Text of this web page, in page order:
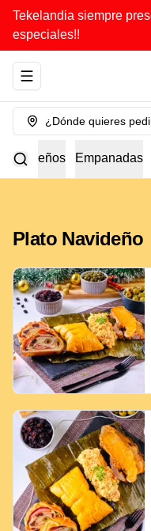
Tekelandia siempre
especiales!!
Abrir menu de navegación
¿Dónde quieres
Tequeños Empanadas
Plato Navideño